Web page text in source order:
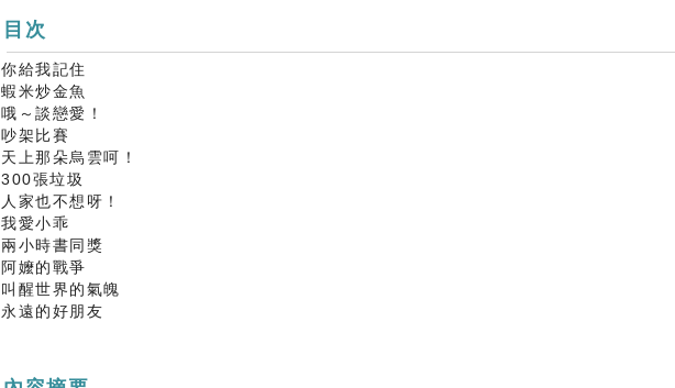
目次
你給我記住
蝦米炒金魚
哦～談戀愛！
吵架比賽
天上那朵烏雲呵！
300張垃圾
人家也不想呀！
我愛小乖
兩小時書同獎
阿嬤的戰爭
叫醒世界的氣魄
永遠的好朋友